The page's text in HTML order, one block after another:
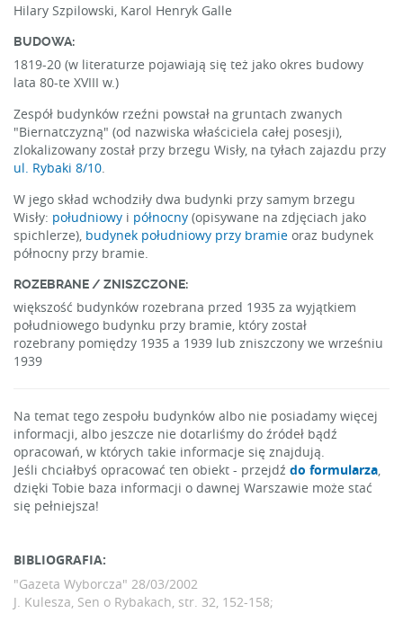
Hilary Szpilowski, Karol Henryk Galle
BUDOWA:
1819-20 (w literaturze pojawiają się też jako okres budowy
lata 80-te XVIII w.)
Zespół budynków rzeźni powstał na gruntach zwanych
"Biernatczyzną" (od nazwiska właściciela całej posesji),
zlokalizowany został przy brzegu Wisły, na tyłach zajazdu przy
ul. Rybaki 8/10
W jego skład wchodziły dwa budynki przy samym brzegu
Wisły: południowy i północny (opisywane na zdjęciach jako
spichlerze), budynek południowy przy bramie oraz budynek
północny przy bramie.
ROZEBRANE / ZNISZCZONE:
większość budynków rozebrana przed 1935 za wyjątkiem
południowego budynku przy bramie, który został
rozebrany pomiędzy 1935 a 1939 lub zniszczony we wrześniu
1939
Na temat tego zespołu budynków albo nie posiadamy więcej
informacji, albo jeszcze nie dotarliśmy do źródeł bądź
opracowań, w których takie informacje się znajdują.
Jeśli chciałbyś opracować ten obiekt - przejdź do formularza
dzięki Tobie baza informacji o dawnej Warszawie może stać
się pełniejsza!
BIBLIOGRAFIA:
"Gazeta Wyborcza" 28/03/2002
J. Kulesza, Sen o Rybakach, str. 32, 152-158;